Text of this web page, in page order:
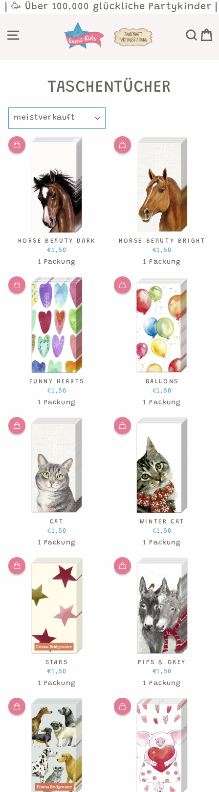
Direkt
zum
100.000 glückliche Partykinder | 💛
SEITENNAVIGATION
TASCHENTÜCHER
HORSE BEAUTY DARK
€1,50
1 Packung
HORSE BEAUTY BRIGHT
€1,50
1 Packung
FUNNY HEARTS
€1,50
1 Packung
BALLONS
€1,50
1 Packung
CAT
€1,50
1 Packung
WINTER CAT
€1,50
1 Packung
STARS
€1,50
1 Packung
PIPS & GREY
€1,50
1 Packung